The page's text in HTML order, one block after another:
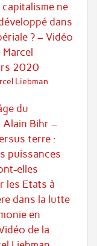
ne
dans
? – Vidéo
Marcel
2020
Liebman
du
Alain Bihr –
terre :
puissances
elles
les Etats à
dans la lutte
en
de la